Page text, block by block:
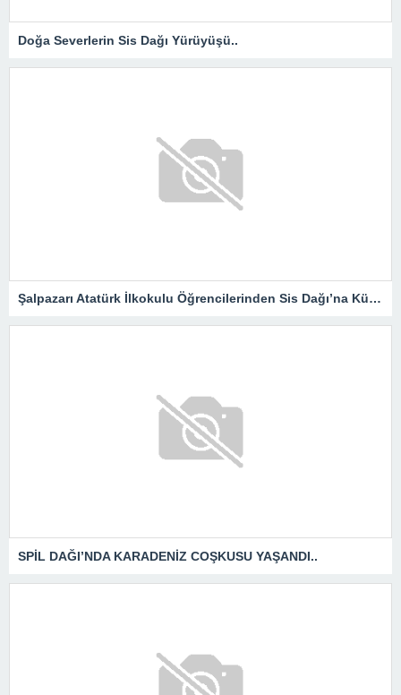
Doğa Severlerin Sis Dağı Yürüyüşü..
Şalpazarı Atatürk İlkokulu Öğrencilerinden Sis Dağı’na Kültür Gezisi
SPİL DAĞI’NDA KARADENİZ COŞKUSU YAŞANDI..